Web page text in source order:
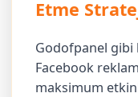
Etme
Godofpanel gibi
Facebook
maksimum